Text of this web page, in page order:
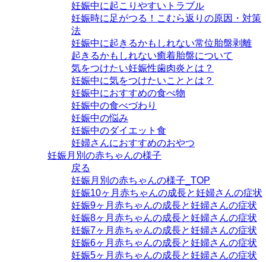
妊娠中に起こりやすいトラブル
妊娠時に足がつる！こむら返りの原因・対策
法
妊娠中に起きるかもしれない常位胎盤剥離
起きるかもしれない癒着胎盤について
気をつけたい妊娠性歯肉炎とは？
妊娠中に気をつけたいこととは？
妊娠中におすすめの食べ物
妊娠中の食べづわり
妊娠中の悩み
妊娠中のダイエット食
妊婦さんにおすすめのおやつ
妊娠月別の赤ちゃんの様子
戻る
妊娠月別の赤ちゃんの様子_TOP
妊娠10ヶ月赤ちゃんの成長と妊婦さんの症状
妊娠9ヶ月赤ちゃんの成長と妊婦さんの症状
妊娠8ヶ月赤ちゃんの成長と妊婦さんの症状
妊娠7ヶ月赤ちゃんの成長と妊婦さんの症状
妊娠6ヶ月赤ちゃんの成長と妊婦さんの症状
妊娠5ヶ月赤ちゃんの成長と妊婦さんの症状